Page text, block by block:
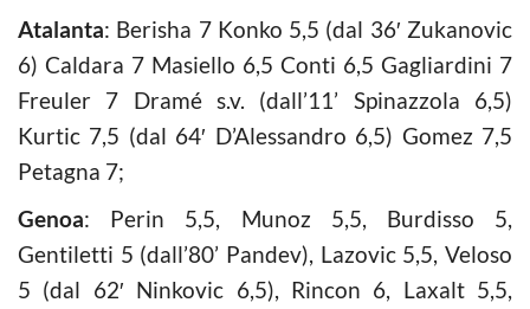
Atalanta: Berisha 7 Konko 5,5 (dal 36′ Zukanovic
6) Caldara 7 Masiello 6,5 Conti 6,5 Gagliardini 7
Freuler 7 Dramé s.v. (dall’11’ Spinazzola 6,5)
Kurtic 7,5 (dal 64′ D’Alessandro 6,5) Gomez 7,5
Petagna 7;
Genoa: Perin 5,5, Munoz 5,5, Burdisso 5,
Gentiletti 5 (dall’80’ Pandev), Lazovic 5,5, Veloso
5 (dal 62′ Ninkovic 6,5), Rincon 6, Laxalt 5,5,